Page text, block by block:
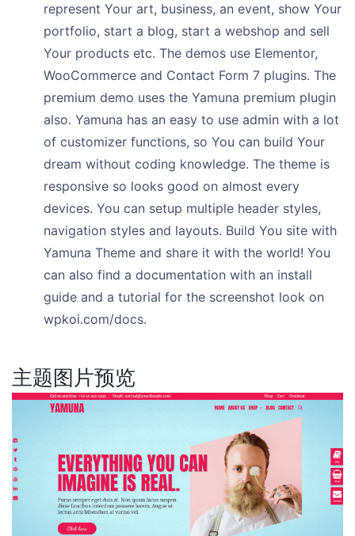
represent Your art, business, an event, show Your
portfolio, start a blog, start a webshop and sell
Your products etc. The demos use Elementor,
WooCommerce and Contact Form 7 plugins. The
premium demo uses the Yamuna premium plugin
also. Yamuna has an easy to use admin with a lot
of customizer functions, so You can build Your
dream without coding knowledge. The theme is
responsive so looks good on almost every
devices. You can setup multiple header styles,
navigation styles and layouts. Build You site with
Yamuna Theme and share it with the world! You
can also find a documentation with an install
guide and a tutorial for the screenshot look on
wpkoi.com/docs.
主题图片预览